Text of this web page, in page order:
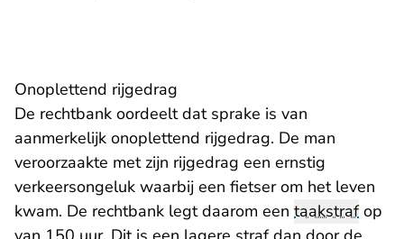
Onoplettend rijgedrag
De rechtbank oordeelt dat sprake is van
aanmerkelijk onoplettend rijgedrag. De man
veroorzaakte met zijn rijgedrag een ernstig
verkeersongeluk waarbij een fietser om het leven
kwam. De rechtbank legt daarom een taakstrafop